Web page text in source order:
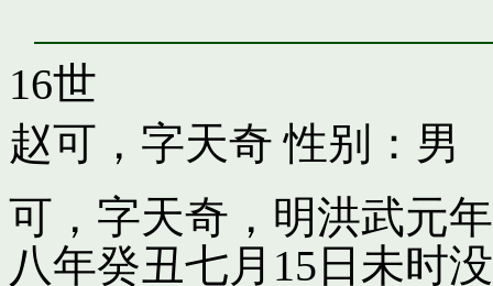
16世
赵可，字天奇 性别：男
可，字天奇，明洪武元
八年癸丑七月15日未时